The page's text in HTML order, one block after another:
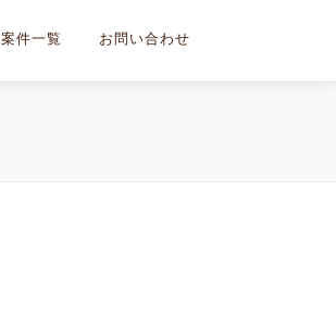
案件一覧 お問い合わせ